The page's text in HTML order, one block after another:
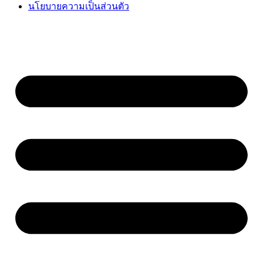
นโยบายความเป็นส่วนตัว